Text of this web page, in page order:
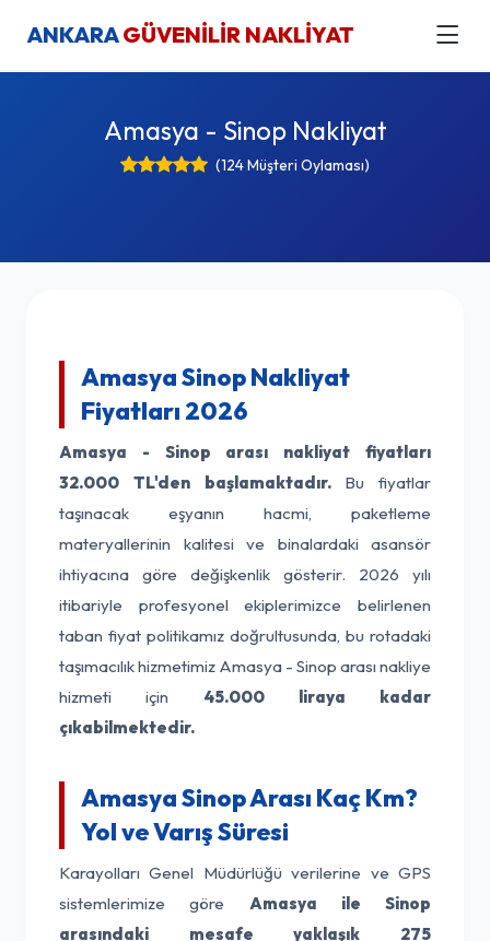
ANKARAGÜVENİLİR NAKLİYAT
Amasya - Sinop Nakliyat
(124 Müşteri Oylaması)
Amasya Sinop Nakliyat
Fiyatları 2026
Amasya - Sinop arası nakliyat fiyatları
32.000 TL'den başlamaktadır.Bu fiyatlar
taşınacak eşyanın hacmi, paketleme
materyallerinin kalitesi ve binalardaki asansör
ihtiyacına göre değişkenlik gösterir. 2026 yılı
itibariyle profesyonel ekiplerimizce belirlenen
taban fiyat politikamız doğrultusunda, bu rotadaki
taşımacılık hizmetimiz Amasya - Sinop arası nakliye
hizmeti için 45.000 liraya kadar
çıkabilmektedir.
Amasya Sinop Arası Kaç Km?
Yol ve Varış Süresi
Karayolları Genel Müdürlüğü verilerine ve GPS
sistemlerimize göre Amasya ile Sinop
arasındaki mesafe yaklaşık 275